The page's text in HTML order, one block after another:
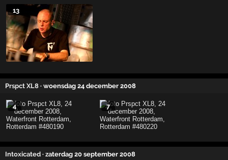
13
Prspct XL8 · woensdag 24 december 2008
4 7
Intoxicated · zaterdag 20 september 2008